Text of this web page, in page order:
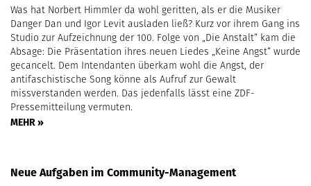
Was hat Norbert Himmler da wohl geritten, als er die Musiker
Danger Dan und Igor Levit ausladen ließ? Kurz vor ihrem Gang ins
Studio zur Aufzeichnung der 100. Folge von „Die Anstalt“ kam die
Absage: Die Präsentation ihres neuen Liedes „Keine Angst“ wurde
gecancelt. Dem Intendanten überkam wohl die Angst, der
antifaschistische Song könne als Aufruf zur Gewalt
missverstanden werden. Das jedenfalls lässt eine ZDF-
Pressemitteilung vermuten.
MEHR »
Neue Aufgaben im Community-Management